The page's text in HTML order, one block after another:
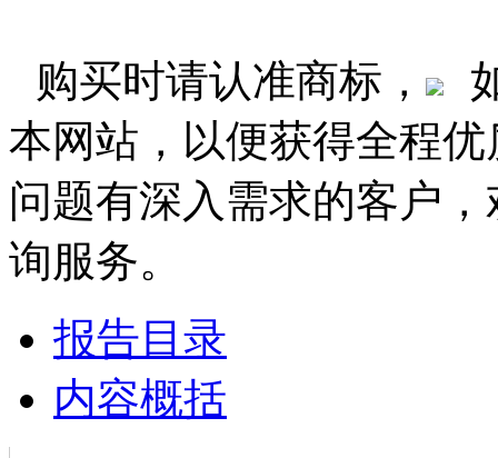
购买时请认准商标，
本网站，以便获得全程
问题有深入需求的客户
询服务。
报告目录
内容概括